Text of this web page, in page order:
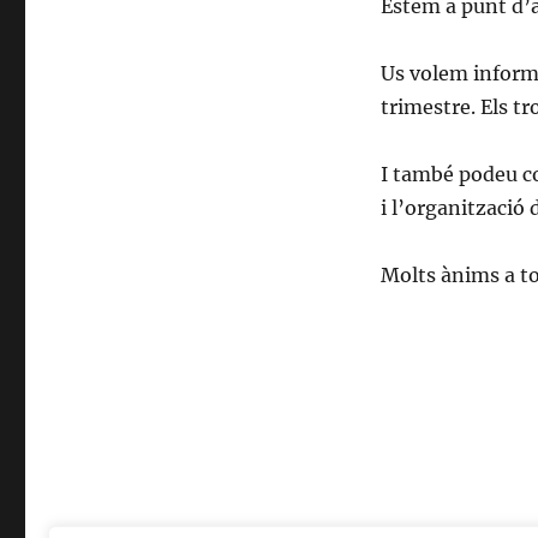
Estem a punt
Us volem
trimestre. Els
I també podeu
i l’organització
Molts ànims a